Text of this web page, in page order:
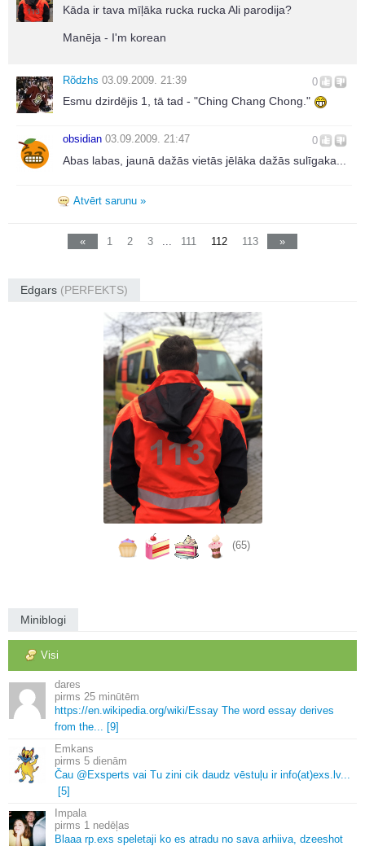
Kāda ir tava mīļāka rucka rucka Ali parodija?
Manēja - I'm korean
0
Rõdzhs 03.09.2009. 21:39
Esmu dzirdējis 1, tā tad - "Ching Chang Chong."
0
obsidian 03.09.2009. 21:47
Abas labas, jaunā dažās vietās jēlāka dažās sulīgaka...
Atvērt sarunu »
« 1 2 3 111 112 113 »
Edgars (PERFEKTS)
(65)
Miniblogi
Visi
dares
25 minūtēm
https://en. wikipedia. org/wiki/Essay The word essay derives
from the.
[9]
Emkans
5 dienām
Čau @Exsperts vai Tu zini cik daudz vēstuļu ir info(at)exs. lv.
[5]
Impala
1 nedēļas
Blaaa rp. exs speletaji ko es atradu no sava arhiiva, dzeeshot